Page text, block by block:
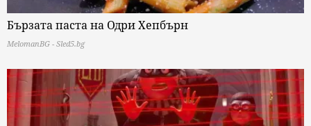
Бързата паста на Одри Хепбърн
MelomanBG - Sled5.bg